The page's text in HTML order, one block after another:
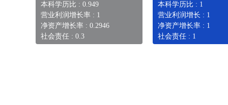
本科学历比 : 0.949
营业利润增长率 : 1
净资产增长率 : 0.2946
社会责任 : 0.3
本科学历比 : 1
营业利润增长 : 1
净资产增长率 : 1
社会责任 : 1